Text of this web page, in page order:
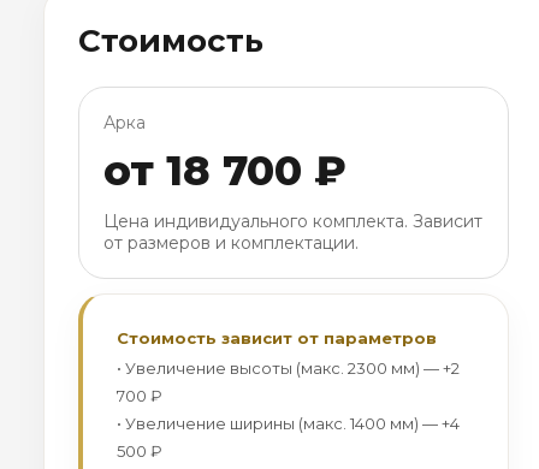
Стоимость
Арка
от 18 700 ₽
Цена индивидуального комплекта. Зависит
от размеров и комплектации.
Стоимость зависит от параметров
• Увеличение высоты (макс. 2300 мм) — +2
700 ₽
• Увеличение ширины (макс. 1400 мм) — +4
500 ₽